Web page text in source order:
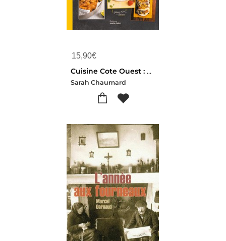
15,90€
Cuisine Cote Ouest : Recettes A Base De Produits Locaux Et Cuisine Fusion
Sarah Chaumard